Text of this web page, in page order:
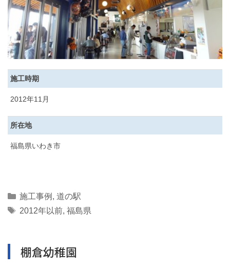
施工時期
2012年11月
所在地
福島県いわき市
Categories
施工事例 , 道の駅
Tags
2012年以前, 福島県
棚倉幼稚園